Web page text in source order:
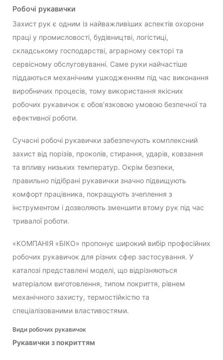
Робочі рукавички
Захист рук є одним із найважливіших аспектів охорони
праці у промисловості, будівництві, логістиці,
складському господарстві, аграрному секторі та
сервісному обслуговуванні. Саме руки найчастіше
піддаються механічним ушкодженням під час виконання
виробничих процесів, тому використання якісних
робочих рукавичок є обов’язковою умовою безпечної та
ефективної роботи.
Сучасні робочі рукавички забезпечують комплексний
захист від порізів, проколів, стирання, ударів, ковзання
та впливу низьких температур. Окрім безпеки,
правильно підібрані рукавички значно підвищують
комфорт працівника, покращують зчеплення з
інструментом і дозволяють зменшити втому рук під час
тривалої роботи.
«КОМПАНІЯ «БІКО» пропонує широкий вибір професійних
робочих рукавичок для різних сфер застосування. У
каталозі представлені моделі, що відрізняються
матеріалом виготовлення, типом покриття, рівнем
механічного захисту, термостійкістю та
спеціалізованими властивостями.
Види робочих рукавичок
Рукавички з покриттям